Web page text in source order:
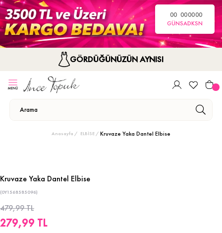
00
GÜN
00
SA
00
DK
00
SN
GÖRDÜĞÜNÜZÜN AYNISI
Anasayfa ELBİSE Kruvaze Yaka Dantel Elbise
Kruvaze Yaka Dantel Elbise
(0Y1568585096)
479,99 TL
279,99 TL